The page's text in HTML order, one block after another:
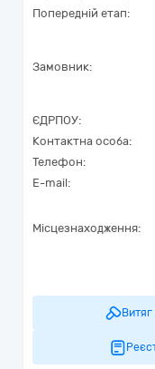
Попередній етап:
Замовник:
ЄДРПОУ:
Контактна особа:
Телефон:
E-mail:
Місцезнаходження:
Витяг